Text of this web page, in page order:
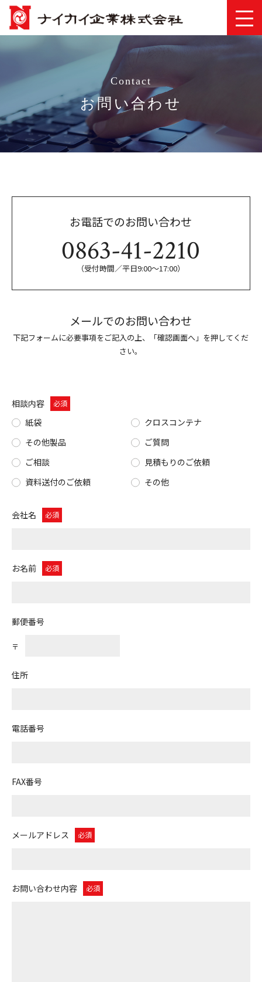
Contact
お問い合わせ
お電話でのお問い合わせ
0863-41-2210
（受付時間／平日9:00〜17:00）
メールでのお問い合わせ
下記フォームに必要事項をご記入の上、「確認画面へ」を押してくだ
さい。
相談内容 必須
紙袋
クロスコンテナ
その他製品
ご質問
ご相談
見積もりのご依頼
資料送付のご依頼
その他
会社名 必須
お名前 必須
郵便番号
〒
住所
電話番号
FAX番号
メールアドレス 必須
お問い合わせ内容 必須